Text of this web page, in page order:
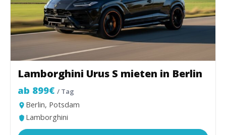
Lamborghini Urus S mieten in Berlin
ab 899€ / Tag
Berlin, Potsdam
Lamborghini